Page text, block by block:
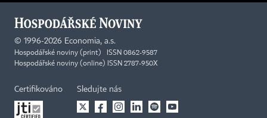
© 1996-2026 Economia, a.s.
Hospodářské noviny (print) ISSN 0862-9587
Hospodářské noviny (online) ISSN 2787-950X
Certifikováno Sledujte nás